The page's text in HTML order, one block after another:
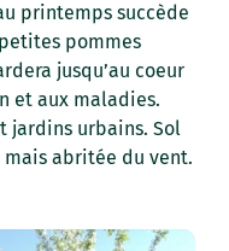
printemps succède
pommes
jusqu’au coeur
et aux maladies.
jardins urbains. Sol
abritée du vent.